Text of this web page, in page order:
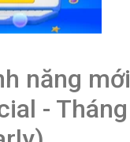
năng mới
- Tháng